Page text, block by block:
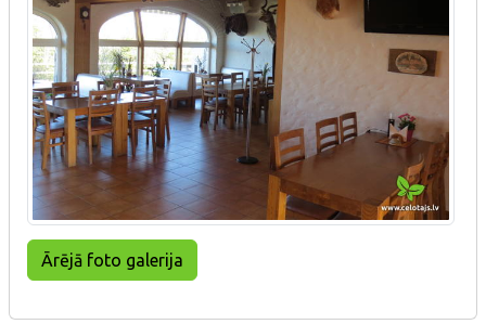
Ārējā foto galerija